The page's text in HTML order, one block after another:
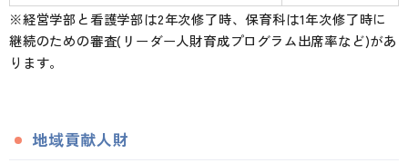
※経営学部と看護学部は2年次修了時、保育科は1年次修了時に
継続のための審査(リーダー人財育成プログラム出席率など)があ
ります。
地域貢献人財